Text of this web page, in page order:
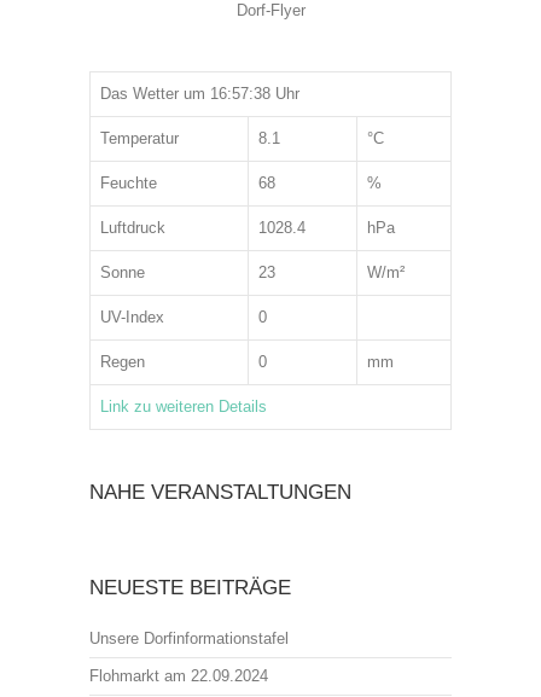
Dorf-Flyer
Das Wetter um 16:57:38 Uhr
Temperatur 8.1 °C
Feuchte 68 %
Luftdruck 1028.4 hPa
Sonne 23 W/m²
UV-Index 0
Regen 0 mm
Link zu weiteren Details
NAHE VERANSTALTUNGEN
NEUESTE BEITRÄGE
Unsere Dorfinformationstafel
Flohmarkt am 22.09.2024